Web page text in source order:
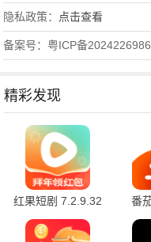
隐私政策： 点击查看
备案号：粤ICP备
精彩发现
红果短剧 7.2.9.32
官方版
番